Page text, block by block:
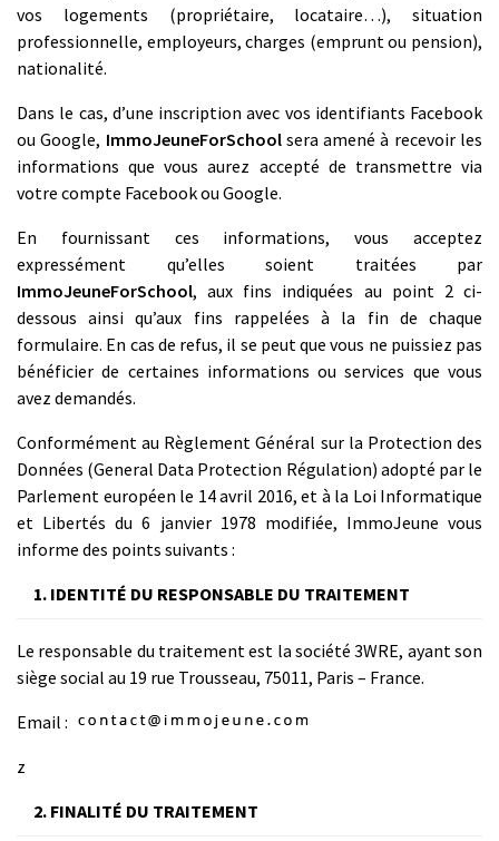
vos logements (propriétaire, locataire…), situation
professionnelle, employeurs, charges (emprunt ou pension),
nationalité.
Dans le cas, d’une inscription avec vos identifiants Facebook
ou Google, ImmoJeuneForSchoolsera amené à recevoir les
informations que vous aurez accepté de transmettre via
votre compte Facebook ou Google.
En fournissant ces informations, vous acceptez
expressément qu’elles soient traitées par
ImmoJeuneForSchool, aux fins indiquées au point 2 ci-
dessous ainsi qu’aux fins rappelées à la fin de chaque
formulaire. En cas de refus, il se peut que vous ne puissiez pas
bénéficier de certaines informations ou services que vous
avez demandés.
Conformément au Règlement Général sur la Protection des
Données (General Data Protection Régulation) adopté par le
Parlement européen le 14 avril 2016, et à la Loi Informatique
et Libertés du 6 janvier 1978 modifiée, ImmoJeune vous
informe des points suivants :
1. IDENTITÉ DU RESPONSABLE DU TRAITEMENT
Le responsable du traitement est la société 3WRE, ayant son
siège social au 19 rue Trousseau, 75011, Paris – France.
Email :
z
2. FINALITÉ DU TRAITEMENT